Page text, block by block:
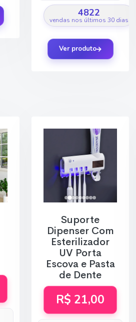
4822
vendas nos últimos 30 dias
Ver produto
Suporte
Dipenser Com
Esterilizador
UV Porta
Escova e Pasta
de Dente
R$ 21,00